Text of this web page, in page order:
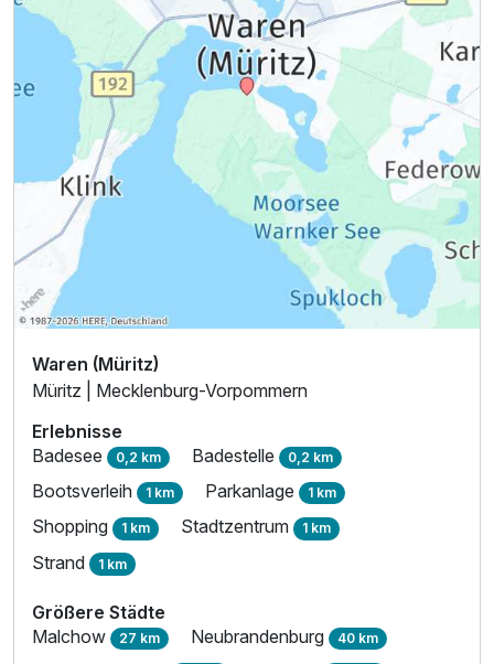
Zusatznächte
Für 6 Tage p.P. ab 798,00 €
Waren (Müritz)
Müritz | Mecklenburg-Vorpommern
Erlebnisse
Badesee 0,2 km Badestelle 0,2 km
Bootsverleih 1 km Parkanlage 1 km
Shopping 1 km Stadtzentrum 1 km
Strand 1 km
Größere Städte
Malchow 27 km Neubrandenburg 40 km